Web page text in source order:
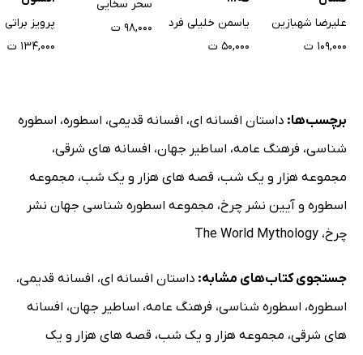
علیرضا شهبازین
۱۰۹,۰۰۰ ت
یاسمن خلیلی فرد
۵۰,۰۰۰ ت
سحر سخایی
۹۸,۰۰۰ ت
پرویز براتی
۱۳۴,۰۰۰ ت
برچسب‌ها: داستان افسانه ای، افسانه قدیمی، اسطوره، اسطوره
شناسی، فرهنگ عامه، اساطیر جهان، افسانه های شرقی،
مجموعه هزار و یک شب، قصه های هزار و یک شب، مجموعه
اسطوره و آیین نشر چرخ، مجموعه اسطوره شناسی جهان نشر
چرخ، The World Mythology
جستجوی کتاب‌های مشابه: داستان افسانه ای، افسانه قدیمی،
اسطوره، اسطوره شناسی، فرهنگ عامه، اساطیر جهان، افسانه
های شرقی، مجموعه هزار و یک شب، قصه های هزار و یک